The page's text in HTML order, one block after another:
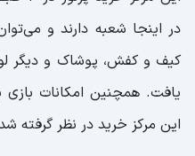
در اینجا شعبه دارند و
کیف و کفش، پوشاک و دیگر
یافت. همچنین امکانات بازی
این مرکز خرید در نظر گرفته